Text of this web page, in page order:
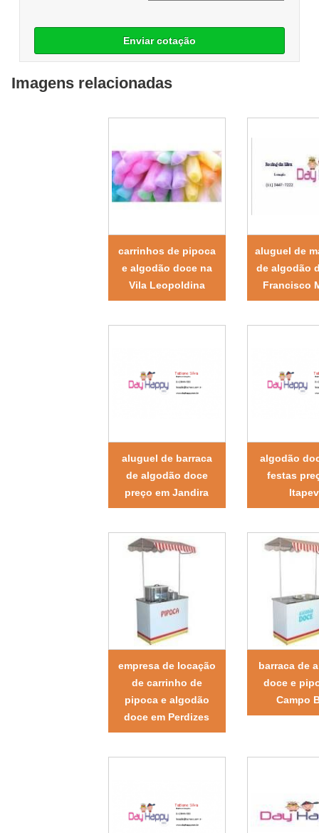
Enviar cotação
Imagens relacionadas
carrinhos de pipoca
e algodão doce na
Vila Leopoldina
aluguel de
de algodão
Francisco
aluguel de barraca
de algodão doce
preço em Jandira
algodão
festas
empresa de locação
de carrinho de
pipoca e algodão
doce em Perdizes
barraca de
doce e
Campo